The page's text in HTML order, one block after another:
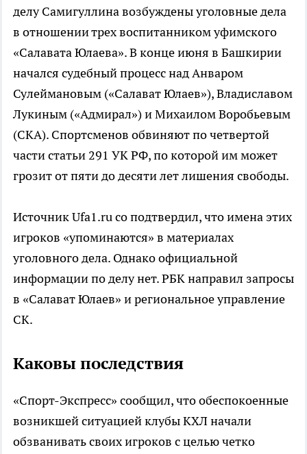
делу Самигуллина возбуждены уголовные дела
в отношении трех воспитанником уфимского
«Салавата Юлаева». В конце июня в Башкирии
начался судебный процесс над Анваром
Сулеймановым («Салават Юлаев»), Владиславом
Лукиным («Адмирал») и Михаилом Воробьевым
(СКА). Спортсменов обвиняют по четвертой
части статьи 291 УК РФ, по которой им может
грозит от пяти до десяти лет лишения свободы.
Источник Ufa1.ru со подтвердил, что имена этих
игроков «упоминаются» в материалах
уголовного дела. Однако официальной
информации по делу нет. РБК направил запросы
в «Салават Юлаев» и региональное управление
СК.
Каковы последствия
«Спорт-Экспресс» сообщил, что обеспокоенные
возникшей ситуацией клубы КХЛ начали
обзванивать своих игроков с целью четко